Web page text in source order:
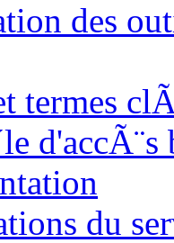
des
termes
du